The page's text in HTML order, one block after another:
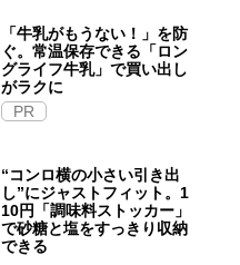
「牛乳がもうない！」を防
ぐ。常温保存できる「ロン
グライフ牛乳」で買い出し
がラクに
PR
“コンロ横の小さい引き出
し”にジャストフィット。1
10円「調味料ストッカー」
で砂糖と塩をすっきり収納
できる